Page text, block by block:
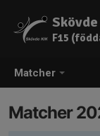
Matcher
F15
Matcher